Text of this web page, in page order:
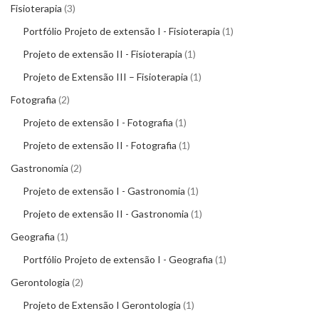
Fisioterapia 3
Portfólio Projeto de extensão I - Fisioterapia 1
Projeto de extensão II - Fisioterapia 1
Projeto de Extensão III – Fisioterapia 1
Fotografia 2
Projeto de extensão I - Fotografia 1
Projeto de extensão II - Fotografia 1
Gastronomia 2
Projeto de extensão I - Gastronomia 1
Projeto de extensão II - Gastronomia 1
Geografia 1
Portfólio Projeto de extensão I - Geografia 1
Gerontologia 2
Projeto de Extensão I Gerontologia 1